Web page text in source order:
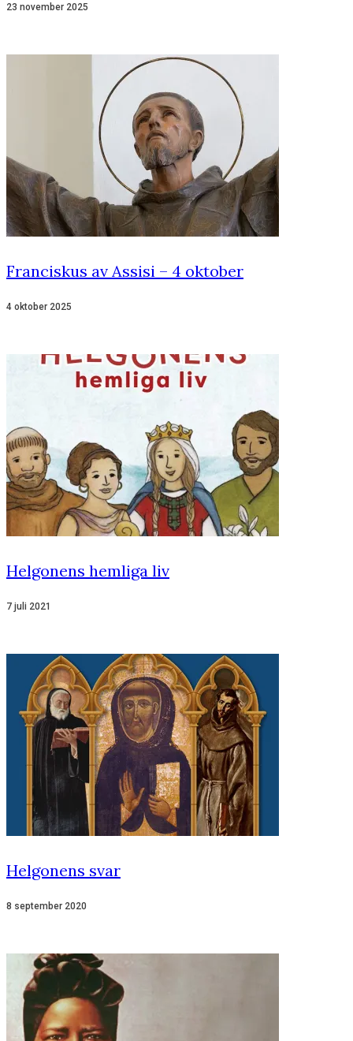
23 november 2025
Franciskus av Assisi – 4 oktober
4 oktober 2025
Helgonens hemliga liv
7 juli 2021
Helgonens svar
8 september 2020